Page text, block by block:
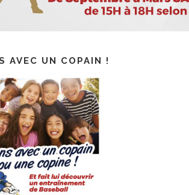
AVEC UN COPAIN !